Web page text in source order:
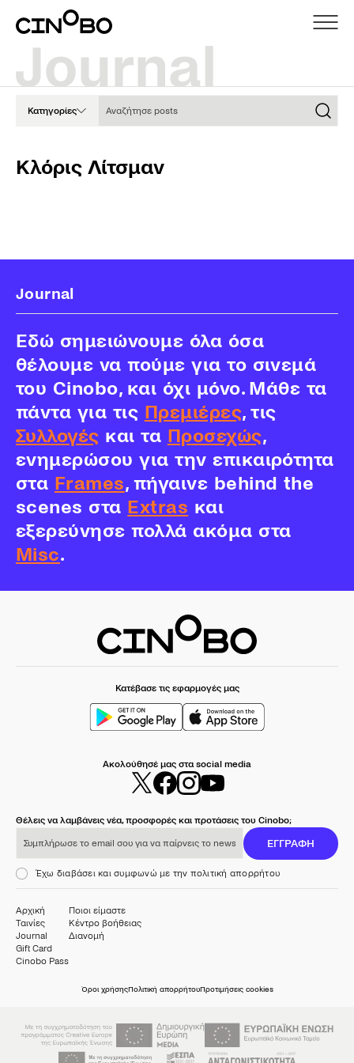
Κατηγορίες
Κλόρις Λίτσμαν
Journal
Εδώ σημειώνουμε όλα όσα
θέλουμε να πούμε για το σινεμά
του Cinobo, και όχι μόνο. Μάθε τα
πάντα για τις Πρεμιέρες, τις
Συλλογές και τα Προσεχώς,
ενημερώσου για την επικαιρότητα
στα Frames, πήγαινε behind the
scenes στα Extras και
εξερεύνησε πολλά ακόμα στα
Misc.
Κατέβασε τις εφαρμογές μας
Ακολούθησέ μας στα social media
Θέλεις να λαμβάνεις νέα, προσφορές και προτάσεις του Cinobo;
ΕΓΓΡΑΦΗ
Έχω διαβάσει και συμφωνώ με την πολιτική απορρήτου
Αρχική
Ταινίες
Journal
Gift Card
Cinobo Pass
Ποιοι είμαστε
Κέντρο βοήθειας
Διανομή
Όροι χρήσηςΠολιτική απορρήτουΠροτιμήσεις cookies